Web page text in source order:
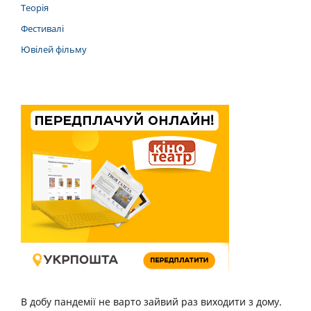
Теорія
Фестивалі
Ювілей фільму
В добу пандемії не варто зайвий раз виходити з дому.